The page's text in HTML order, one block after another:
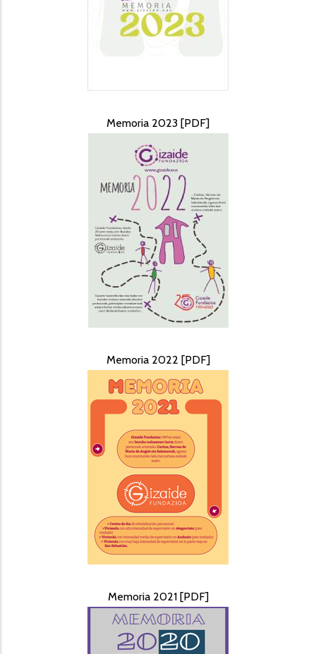
Memoria 2023 [PDF]
Memoria 2022 [PDF]
Memoria 2021 [PDF]